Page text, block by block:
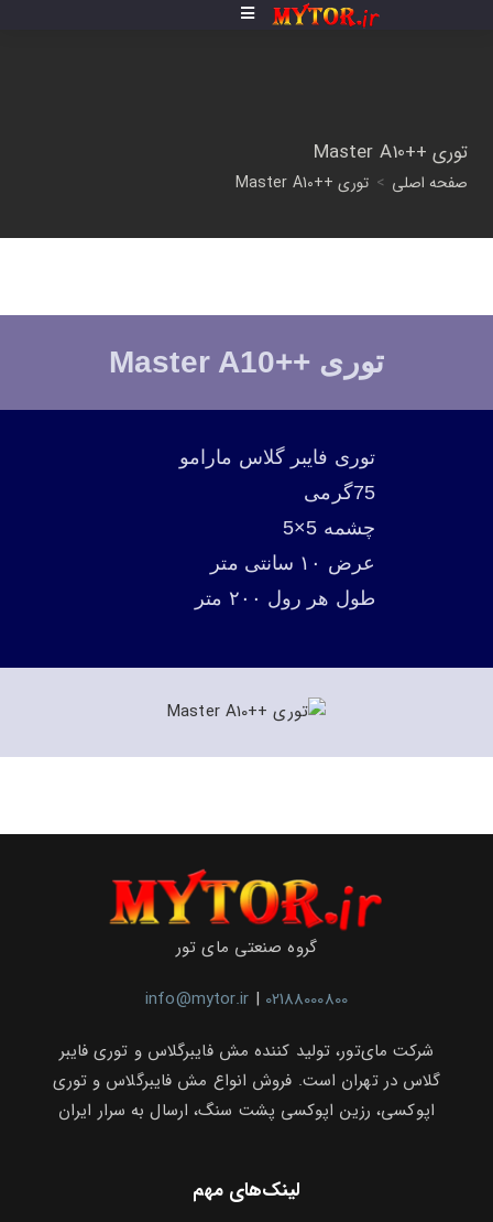
توری ++Master A10
صفحه اصلی > توری ++Master A10
توری ++Master A10
توری فایبر گلاس مارامو
75گرمی
چشمه 5×5
عرض ۱۰ سانتی متر
طول هر رول ۲۰۰ متر
گروه صنعتی مای تور
info@mytor.ir | 02188000800
شرکت مای‌تور، تولید کننده مش فایبرگلاس و توری فایبر
گلاس در تهران است. فروش انواع مش فایبرگلاس و توری
اپوکسی، رزین اپوکسی پشت سنگ، ارسال به سرار ایران
لینک‌های مهم